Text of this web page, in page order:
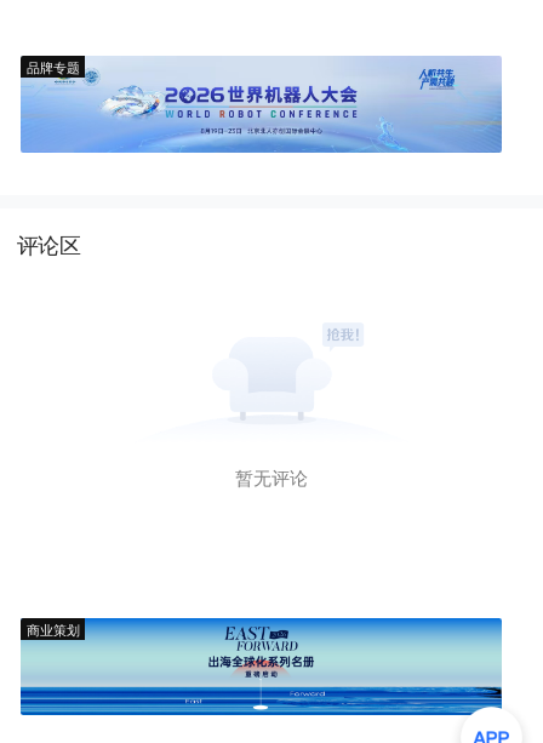
品牌专题
评论区
暂无评论
商业策划